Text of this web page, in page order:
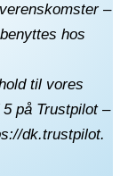
–
hos
til vores
på Trustpilot –
dk.trustpilot.